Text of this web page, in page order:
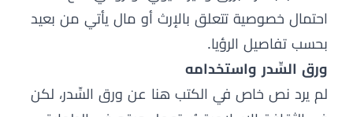
احتمال خصوصية تتعلق بالإرث أو مال يأتي من بعيد
بحسب تفاصيل الرؤيا.
ورق السِّدر واستخدامه
لم يرد نص خاص في الكتب هنا عن ورق السِّدر، لكن